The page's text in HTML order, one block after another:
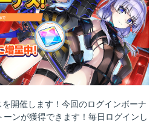
開催します！今回のログインボーナ
ンが獲得できます！毎日ログインし